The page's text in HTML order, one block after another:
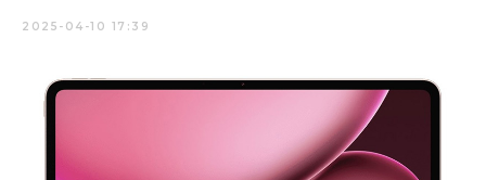
2025-04-10 17:39